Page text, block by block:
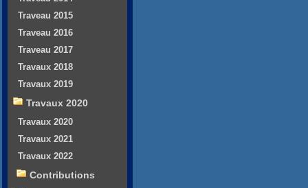
Traveau 2015
Traveau 2016
Traveau 2017
Travaux 2018
Travaux 2019
Travaux 2020
Travaux 2020
Travaux 2021
Travaux 2022
Contributions